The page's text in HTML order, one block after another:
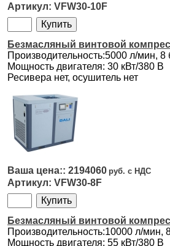
VFW30-10F
Безмасляный винтовой
Производительность:5000 л/мин, 8
Мощность двигателя: 30 кВт/380 В
Ресивера нет, осушитель нет
2194060
VFW30-8F
Безмасляный винтовой
Производительность:10000 л/мин,
Мощность двигателя: 55 кВт/380 В